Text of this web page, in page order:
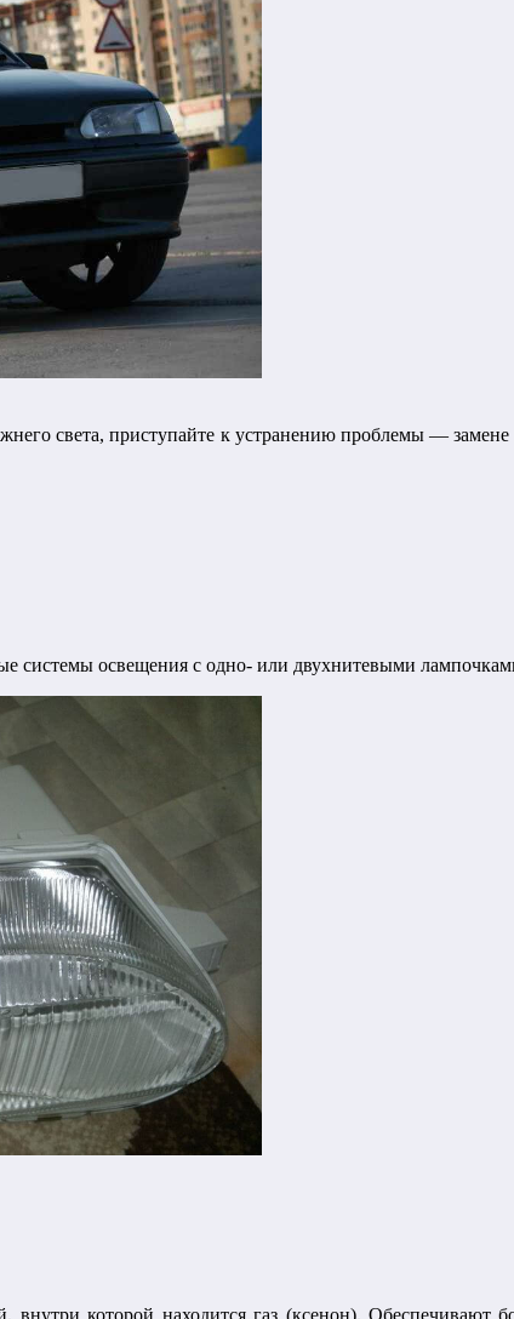
света, приступайте к устранению проблемы —
системы освещения с одно- или двухнитевыми
внутри которой находится газ (ксенон).